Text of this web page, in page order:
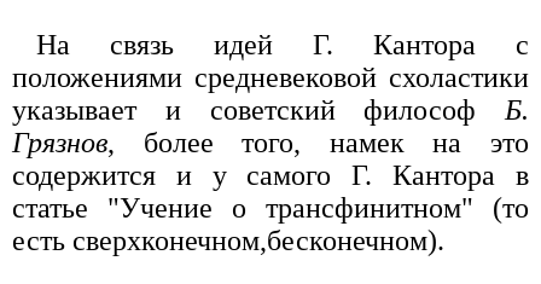
На связь идей Г. Кантора с
положениями средневековой схоластики
указывает и советский философ Б.
Грязнов, более того, намек на это
содержится и у самого Г. Кантора в
статье "Учение о трансфинитном" (то
есть сверхконечном,бесконечном).